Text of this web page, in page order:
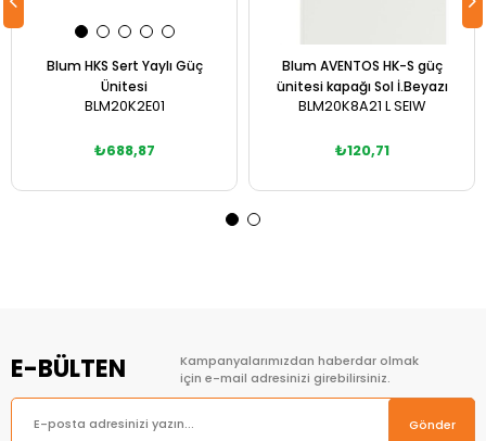
Blum HKS Sert Yaylı Güç
Ünitesi
BLM20K2E01
₺688,87
Blum AVENTOS HK-S güç
ünitesi kapağı Sol İ.Beyazı
BLM20K8A21 L SEIW
₺120,71
E-BÜLTEN
Kampanyalarımızdan haberdar olmak
için e-mail adresinizi girebilirsiniz.
Gönder